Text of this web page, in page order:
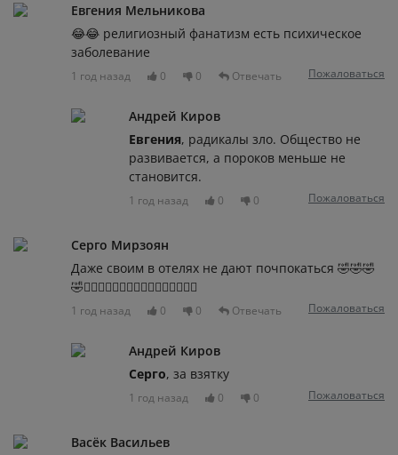
Евгения Мельникова
😂😂 религиозный фанатизм есть психическое
заболевание
1 год назад 0 0 Отвечать Пожаловаться
Андрей Киров
Евгения, радикалы зло. Общество не
развивается, а пороков меньше не
становится.
1 год назад 0 0 Пожаловаться
Серго Мирзоян
Даже своим в отелях не дают почпокаться 🤣🤣🤣
🤣🤷‍♂️🤷‍♂️🤷‍♂️🤷‍♂️🤷‍♂️🤷‍♂️🤷‍♂️🤷‍♂️
1 год назад 0 0 Отвечать Пожаловаться
Андрей Киров
Серго, за взятку
1 год назад 0 0 Пожаловаться
Васёк Васильев